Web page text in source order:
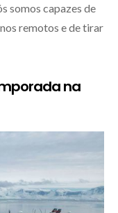
somos capazes de
remotos e de tirar
na